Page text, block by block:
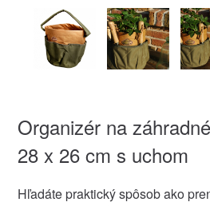
Organizér na
28 x 26 cm s uchom
Hľadáte praktický spôsob ako